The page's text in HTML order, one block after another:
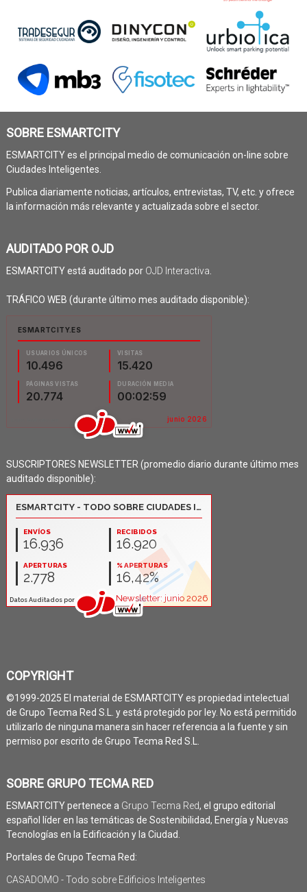
SOBRE ESMARTCITY
ESMARTCITY es el principal medio de comunicación on-line sobre
Ciudades Inteligentes.
Publica diariamente noticias, artículos, entrevistas, TV, etc. y ofrece
la información más relevante y actualizada sobre el sector.
AUDITADO POR OJD
ESMARTCITY está auditado por OJD Interactiva.
TRÁFICO WEB (durante último mes auditado disponible):
SUSCRIPTORES NEWSLETTER (promedio diario durante último mes
auditado disponible):
COPYRIGHT
©1999-2025 El material de ESMARTCITY es propiedad intelectual
de Grupo Tecma Red S.L. y está protegido por ley. No está permitido
utilizarlo de ninguna manera sin hacer referencia a la fuente y sin
permiso por escrito de Grupo Tecma Red S.L.
SOBRE GRUPO TECMA RED
ESMARTCITY pertenece a Grupo Tecma Red, el grupo editorial
español líder en las temáticas de Sostenibilidad, Energía y Nuevas
Tecnologías en la Edificación y la Ciudad.
Portales de Grupo Tecma Red:
CASADOMO - Todo sobre Edificios Inteligentes